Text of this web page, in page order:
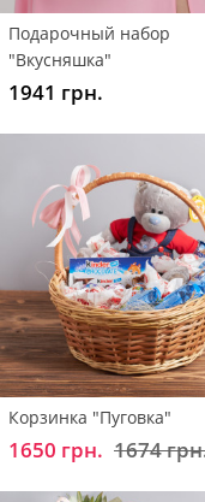
Подарочный набор
"Вкусняшка"
1941 грн.
Корзинка "Пуговка"
1650 грн. 1674